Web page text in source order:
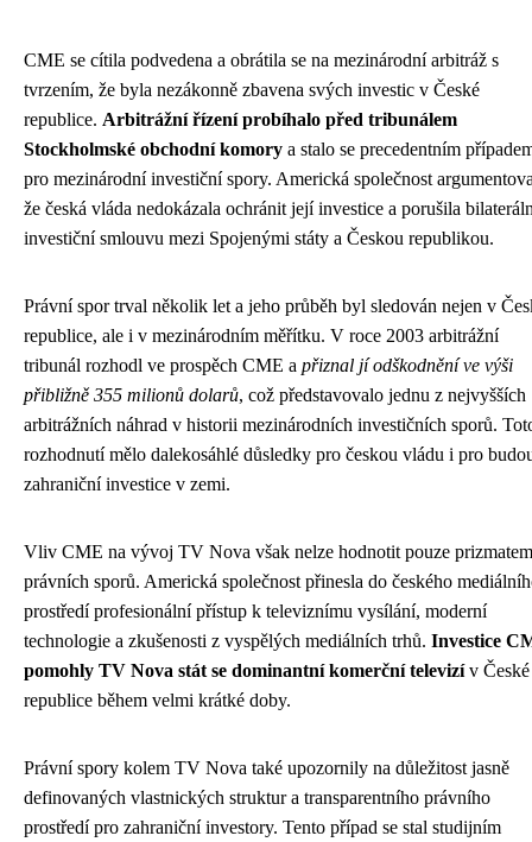
CME se cítila podvedena a obrátila se na mezinárodní arbitráž s
tvrzením, že byla nezákonně zbavena svých investic v České
republice. Arbitrážní řízení probíhalo před tribunálem
Stockholmské obchodní komory a stalo se precedentním
pro mezinárodní investiční spory. Americká společnost
že česká vláda nedokázala ochránit její investice a porušila
investiční smlouvu mezi Spojenými státy a Českou republikou.
Právní spor trval několik let a jeho průběh byl sledován nejen v
republice, ale i v mezinárodním měřítku. V roce 2003 arbitrážní
tribunál rozhodl ve prospěch CME a přiznal jí odškodnění ve výši
přibližně 355 milionů dolarů, což představovalo jednu z nejvyšších
arbitrážních náhrad v historii mezinárodních investičních sporů.
rozhodnutí mělo dalekosáhlé důsledky pro českou vládu i pro
zahraniční investice v zemi.
Vliv CME na vývoj TV Nova však nelze hodnotit pouze prizmatem
právních sporů. Americká společnost přinesla do českého
prostředí profesionální přístup k televiznímu vysílání, moderní
technologie a zkušenosti z vyspělých mediálních trhů. Investice
pomohly TV Nova stát se dominantní komerční televizív České
republice během velmi krátké doby.
Právní spory kolem TV Nova také upozornily na důležitost jasně
definovaných vlastnických struktur a transparentního právního
prostředí pro zahraniční investory. Tento případ se stal studijním